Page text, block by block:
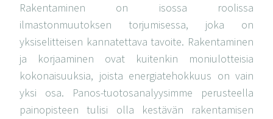
Rakentaminen on isossa roolissa
ilmastonmuutoksen torjumisessa, joka on
yksiselitteisen kannatettava tavoite. Rakentaminen
ja korjaaminen ovat kuitenkin moniulotteisia
kokonaisuuksia, joista energiatehokkuus on vain
yksi osa. Panos-tuotosanalyysimme perusteella
painopisteen tulisi olla kestävän rakentamisen